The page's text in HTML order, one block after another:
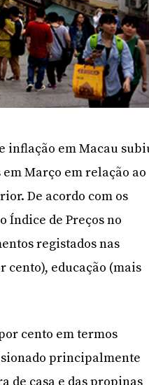
inflação em Macau
em Março em relação ao
De acordo com os
Índice de Preços no
registados nas
cento), educação (mais
cento em termos
principalmente